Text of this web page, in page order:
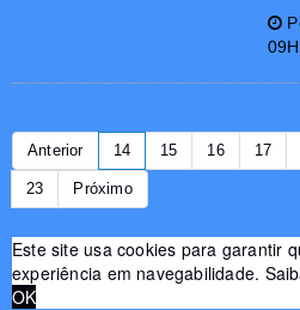
Anterior 14 15 16 17
23 Próximo
Este site usa cookies para garantir
experiência em navegabilidade.
OK